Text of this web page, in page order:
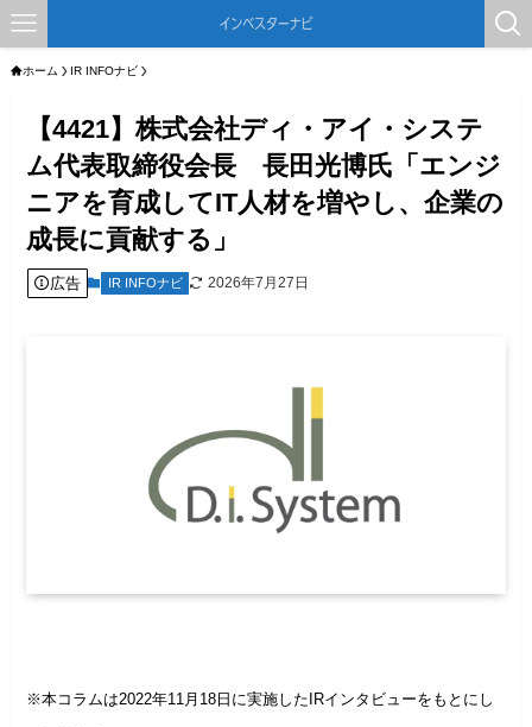
ホーム IR INFOナビ
【4421】株式会社ディ・アイ・システ
ム代表取締役会長 長田光博氏「エンジ
ニアを育成してIT人材を増やし、企業の
成長に貢献する」
広告 IR INFOナビ 2026年7月27日
※本コラムは2022年11月18日に実施したIRインタビューをもとにし